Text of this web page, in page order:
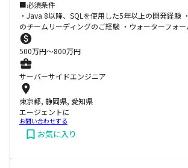
■必須条件
・Java 8以降、SQLを使用した5年以上の開発経験
のチームリーディングのご経験 ・ウォーターフォ
500万円〜800万円
サーバーサイドエンジニア
東京都, 静岡県, 愛知県
エージェントに
お問い合わせする
お気に入り